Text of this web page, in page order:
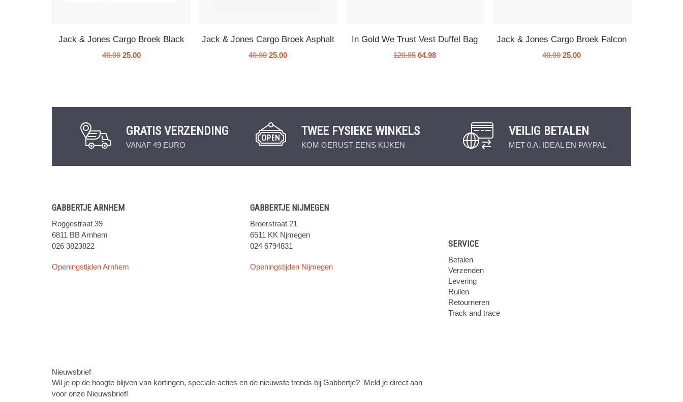
Jack & Jones Cargo Broek Black
49.99 25.00
Jack & Jones Cargo Broek Asphalt
49.99 25.00
In Gold We Trust Vest Duffel Bag
129.95 64.98
Jack & Jones Cargo Broek Falcon
49.99 25.00
GRATIS VERZENDING
VANAF 49 EURO
TWEE FYSIEKE WINKELS
KOM GERUST EENS KIJKEN
VEILIG BETALEN
MET 0.A. IDEAL EN PAYPAL
GABBERTJE ARNHEM
Roggestraat 39
6811 BB Arnhem
026 3823822
Openingstijden Arnhem
GABBERTJE NIJMEGEN
Broerstraat 21
6511 KK Njmegen
024 6794831
Openingstijden Nijmegen
SERVICE
Betalen
Verzenden
Levering
Ruilen
Retourneren
Track and trace
Nieuwsbrief
Wil je op de hoogte blijven van kortingen, speciale acties en de nieuwste trends bij Gabbertje? Meld je direct aan
voor onze Nieuwsbrief!